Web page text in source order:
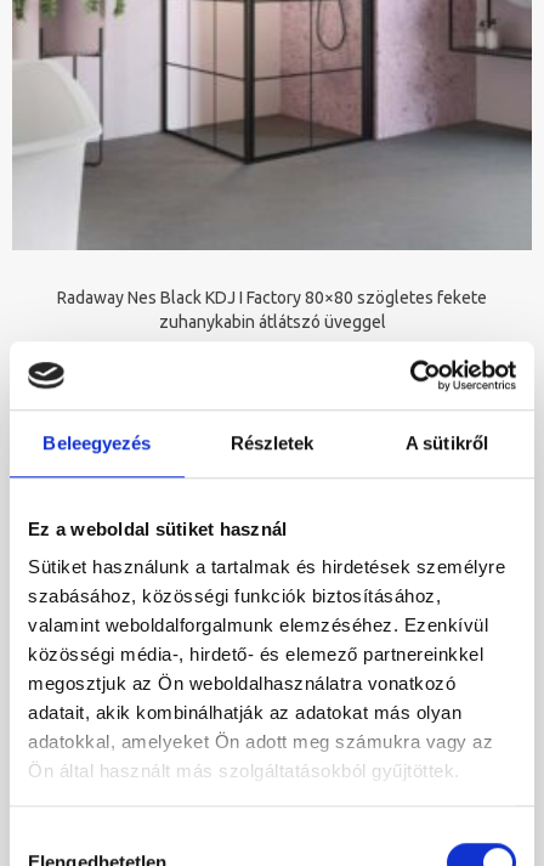
Beleegyezés Részletek A sütikről
Ez a weboldal sütiket használ
Sütiket használunk a tartalmak és hirdetések személyre
szabásához, közösségi funkciók biztosításához,
valamint weboldalforgalmunk elemzéséhez. Ezenkívül
közösségi média-, hirdető- és elemező partnereinkkel
megosztjuk az Ön weboldalhasználatra vonatkozó
adatait, akik kombinálhatják az adatokat más olyan
adatokkal, amelyeket Ön adott meg számukra vagy az
Ön által használt más szolgáltatásokból gyűjtöttek.
Elengedhetetlen
Radaway Nes Black KDJ I Factory 80×80 szögletes fekete
zuhanykabin átlátszó üveggel
000 Ft.
price
000 Ft.
-39%